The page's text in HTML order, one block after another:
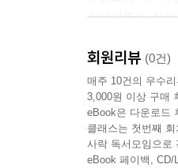
106 서른아홉의
109 아름다운 교
111 님 만나러 가
113 익어 가는 사
115 준비 안 된
117 그릇
이야기들이 자
회원리뷰 (0건)
매주 10건의 우수
3,000원 이상 구매
eBook은 다운로드
클래스는 첫번째
사락 독서모임으로
eBook 페이백,